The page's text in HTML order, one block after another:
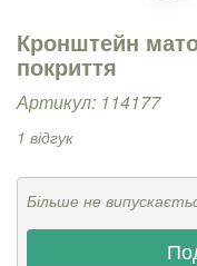
Кронштейн
покриття
Артикул: 114177
1 відгук
Більше не